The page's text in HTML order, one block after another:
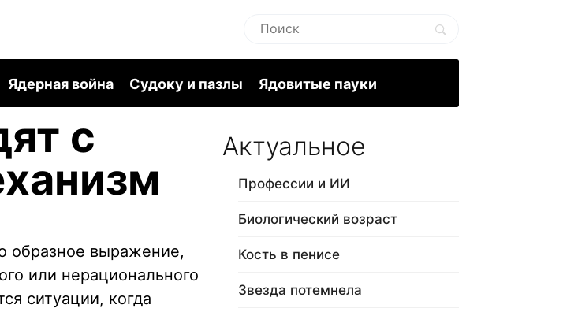
Ядерная война Судоку и пазлы Ядовитые пауки
с
образное выражение,
или нерационального
ситуации, когда
Актуальное
Профессии и ИИ
Биологический возраст
Кость в пенисе
Звезда потемнела